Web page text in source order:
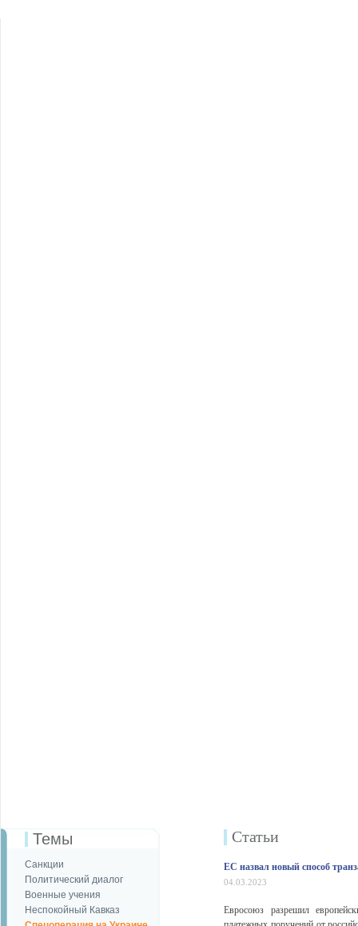
Темы
Санкции
Политический диалог
Военные учения
Неспокойный Кавказ
Статьи
ЕС назвал новый способ
04.03.2023
Евросоюз разрешил